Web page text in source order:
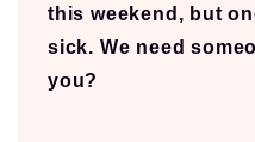
this weekend, but
sick. We need
you?